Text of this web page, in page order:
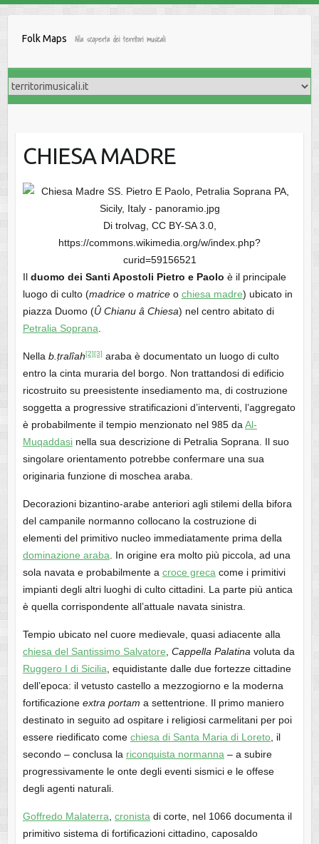
Folk Maps Alla scoperta dei territori musicali
CHIESA MADRE
Di trolvag, CC BY-SA 3.0,
https://commons.wikimedia.org/w/index.php?
curid=59156521
Il duomo dei Santi Apostoli Pietro e Paolo è il principale
luogo di culto (madriceo matriceo chiesa madre) ubicato in
piazza Duomo (Û Chianu â Chiesa) nel centro abitato di
Petralia Soprana
Nella b.ṭralîah[2][3] araba è documentato un luogo di culto
entro la cinta muraria del borgo. Non trattandosi di edificio
ricostruito su preesistente insediamento ma, di costruzione
soggetta a progressive stratificazioni d’interventi, l’aggregato
è probabilmente il tempio menzionato nel 985 da Al-
Muqaddasinella sua descrizione di Petralia Soprana. Il suo
singolare orientamento potrebbe confermare una sua
originaria funzione di moschea araba.
Decorazioni bizantino-arabe anteriori agli stilemi della bifora
del campanile normanno collocano la costruzione di
elementi del primitivo nucleo immediatamente prima della
dominazione araba . In origine era molto più piccola, ad una
sola navata e probabilmente a croce greca come i primitivi
impianti degli altri luoghi di culto cittadini. La parte più antica
è quella corrispondente all’attuale navata sinistra.
Tempio ubicato nel cuore medievale, quasi adiacente alla
chiesa del Santissimo Salvatore Cappella Palatina voluta da
Ruggero I di Sicilia , equidistante dalle due fortezze cittadine
dell’epoca: il vetusto castello a mezzogiorno e la moderna
fortificazione extra portam a settentrione. Il primo maniero
destinato in seguito ad ospitare i religiosi carmelitani per poi
essere riedificato come chiesa di Santa Maria di Loreto, il
secondo – conclusa la riconquista normanna – a subire
progressivamente le onte degli eventi sismici e le offese
degli agenti naturali.
Goffredo Malaterra cronista di corte, nel 1066 documenta il
primitivo sistema di fortificazioni cittadino, caposaldo